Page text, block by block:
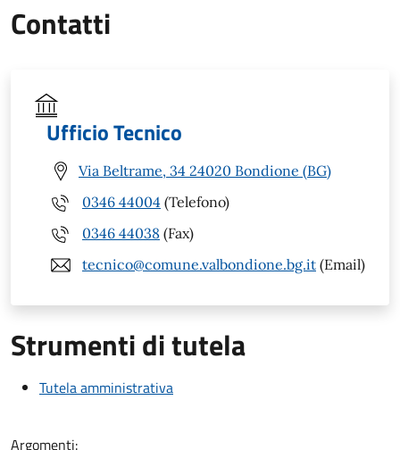
Contatti
Ufficio Tecnico
Via Beltrame, 34 24020 Bondione (BG)
0346 44004 (Telefono)
0346 44038 (Fax)
tecnico@comune.valbondione.bg.it (Email)
Strumenti di tutela
Tutela amministrativa
Argomenti: